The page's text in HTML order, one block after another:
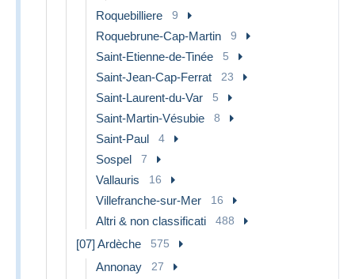
Roquebilliere 9
Roquebrune-Cap-Martin 9
Saint-Etienne-de-Tinée 5
Saint-Jean-Cap-Ferrat 23
Saint-Laurent-du-Var 5
Saint-Martin-Vésubie 8
Saint-Paul 4
Sospel 7
Vallauris 16
Villefranche-sur-Mer 16
Altri & non classificati 488
[07] Ardèche 575
Annonay 27